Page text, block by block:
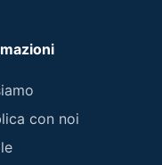
con noi